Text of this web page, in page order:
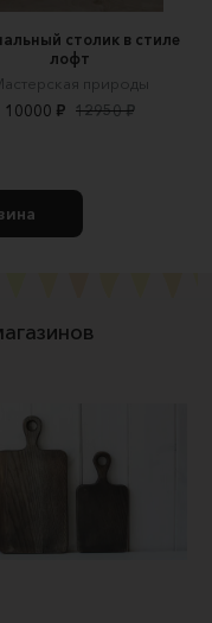
столик в стиле
лофт
природы
10000 ₽ 12950 ₽